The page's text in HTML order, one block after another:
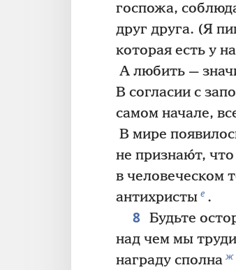
госпожа,
друг друга. (Я
которая есть у
А любить —
В согласии с
самом начале,
В мире
не признаю́т,
в человеческом
антихристы е .
8 Будьте
над чем мы
награду сполна ж